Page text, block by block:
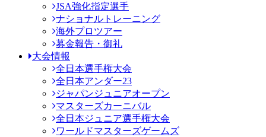
JSA強化指定選手
ナショナルトレーニング
海外プロツアー
募金報告・御礼
大会情報
全日本選手権大会
全日本アンダー23
ジャパンジュニアオープン
マスターズカーニバル
全日本ジュニア選手権大会
ワールドマスターズゲームズ